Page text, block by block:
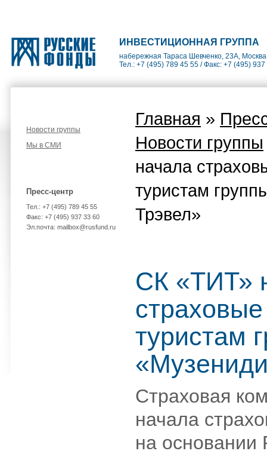
ИНВЕСТИЦИОННАЯ ГРУППА
набережная Тараса Шевченко, 23А,
Тел.: +7 (495) 789 45 55 / Факс: +7 (495)
Новости группы
Мы в СМИ
Пресс-центр
Тел.: +7 (495) 789 45 55
Факс: +7 (495) 937 33 60
Эл.почта: mailbox@rusfund.ru
Главная »
Новости группы
начала
туристам
Трэвел»
СК «ТИТ»
туристам
Страховая
начала
на основании